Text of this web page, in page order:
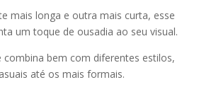
mais longa e outra mais curta, esse
um toque de ousadia ao seu visual.
combina bem com diferentes estilos,
até os mais formais.